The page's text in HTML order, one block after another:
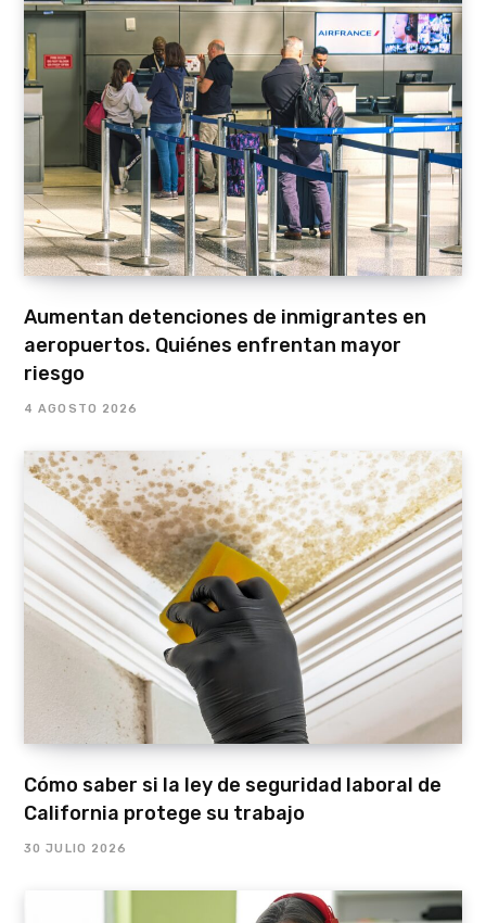
Aumentan detenciones de inmigrantes en
aeropuertos. Quiénes enfrentan mayor
riesgo
4 AGOSTO 2026
Cómo saber si la ley de seguridad laboral de
California protege su trabajo
30 JULIO 2026